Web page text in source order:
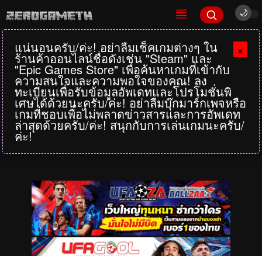
×
แน่นอนครับ/ค่ะ! อย่าลืมเช็คเกมต่างๆ ใน
ร้านค้าออนไลน์ชื่อดังเช่น "Steam" และ
"Epic Games Store" เพื่อค้นหาเกมที่เข้ากับ
ความสนใจและความพอใจของคุณ! ลง
ทะเบียนเพื่อรับข้อมูลอัพเดทและโปรโมชั่นพิ
เศษได้ด้วยนะครับ/ค่ะ! อย่าลืมบุ๊กมาร์กเพจหรือ
เกมที่ชอบเพื่อไม่พลาดข่าวสารและการอัพเดท
ล่าสุดด้วยครับ/ค่ะ! สนุกกับการเล่นเกมนะครับ/
ค่ะ!